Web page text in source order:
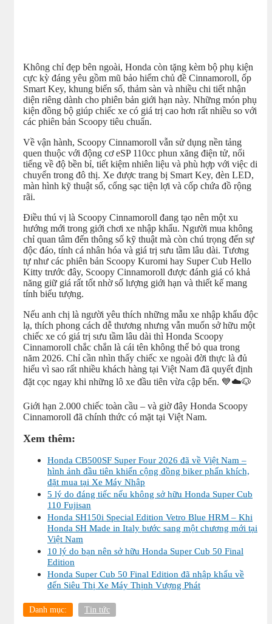
Không chỉ đẹp bên ngoài, Honda còn tặng kèm bộ phụ kiện
cực kỳ đáng yêu gồm mũ bảo hiểm chủ đề Cinnamoroll, ốp
Smart Key, khung biển số, thảm sàn và nhiều chi tiết nhận
diện riêng dành cho phiên bản giới hạn này. Những món phụ
kiện đồng bộ giúp chiếc xe có giá trị cao hơn rất nhiều so với
các phiên bản Scoopy tiêu chuẩn.
Về vận hành, Scoopy Cinnamoroll vẫn sử dụng nền tảng
quen thuộc với động cơ eSP 110cc phun xăng điện tử, nổi
tiếng về độ bền bỉ, tiết kiệm nhiên liệu và phù hợp với việc di
chuyển trong đô thị. Xe được trang bị Smart Key, đèn LED,
màn hình kỹ thuật số, cổng sạc tiện lợi và cốp chứa đồ rộng
rãi.
Điều thú vị là Scoopy Cinnamoroll đang tạo nên một xu
hướng mới trong giới chơi xe nhập khẩu. Người mua không
chỉ quan tâm đến thông số kỹ thuật mà còn chú trọng đến sự
độc đáo, tính cá nhân hóa và giá trị sưu tầm lâu dài. Tương
tự như các phiên bản Scoopy Kuromi hay Super Cub Hello
Kitty trước đây, Scoopy Cinnamoroll được đánh giá có khả
năng giữ giá rất tốt nhờ số lượng giới hạn và thiết kế mang
tính biểu tượng.
Nếu anh chị là người yêu thích những mẫu xe nhập khẩu độc
lạ, thích phong cách dễ thương nhưng vẫn muốn sở hữu một
chiếc xe có giá trị sưu tầm lâu dài thì Honda Scoopy
Cinnamoroll chắc chắn là cái tên không thể bỏ qua trong
năm 2026. Chỉ cần nhìn thấy chiếc xe ngoài đời thực là đủ
hiểu vì sao rất nhiều khách hàng tại Việt Nam đã quyết định
đặt cọc ngay khi những lô xe đầu tiên vừa cập bến. 💙☁️🐶
Giới hạn 2.000 chiếc toàn cầu – và giờ đây Honda Scoopy
Cinnamoroll đã chính thức có mặt tại Việt Nam.
Xem thêm:
Honda CB500SF Super Four 2026 đã về Việt Nam –
hình ảnh đầu tiên khiến cộng đồng biker phấn khích,
đặt mua tại Xe Máy Nhập
5 lý do đáng tiếc nếu không sở hữu Honda Super Cub
110 Fujisan
Honda SH150i Special Edition Vetro Blue HRM – Khi
Honda SH Made in Italy bước sang một chương mới tại
Việt Nam
10 lý do bạn nên sở hữu Honda Super Cub 50 Final
Edition
Honda Super Cub 50 Final Edition đã nhập khẩu về
đến Siêu Thị Xe Máy Thịnh Vượng Phát
Danh mục: Tin tức